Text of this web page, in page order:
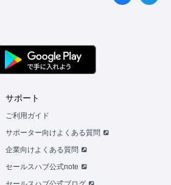
サポート
ご利用ガイド
サポーター向けよくある質問
企業向けよくある質問
セールスハブ公式note